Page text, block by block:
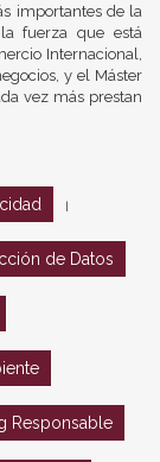
importantes de la
fuerza que está
Internacional,
y el Máster
vez más prestan
de Datos
Responsable